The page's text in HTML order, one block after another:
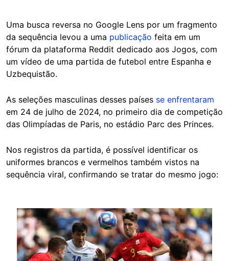
Uma busca reversa no Google Lens por um fragmento
da sequência levou a uma publicação feita em um
fórum da plataforma Reddit dedicado aos Jogos, com
um vídeo de uma partida de futebol entre Espanha e
Uzbequistão.
As seleções masculinas desses países se enfrentaram
em 24 de julho de 2024, no primeiro dia de competição
das Olimpíadas de Paris, no estádio Parc des Princes.
Nos registros da partida, é possível identificar os
uniformes brancos e vermelhos também vistos na
sequência viral, confirmando se tratar do mesmo jogo:
Image